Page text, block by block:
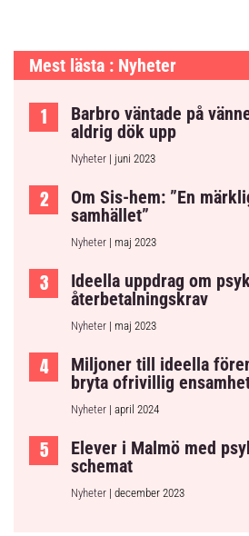
Mest lästa : Nyheter
Barbro väntade på
aldrig dök upp
Nyheter | juni 2023
Om Sis-hem: ”En
samhället”
Nyheter | maj 2023
Ideella uppdrag om
återbetalningskrav
Nyheter | maj 2023
Miljoner till ideella
bryta ofrivillig
Nyheter | april 2024
Elever i Malmö med
schemat
Nyheter | december 2023